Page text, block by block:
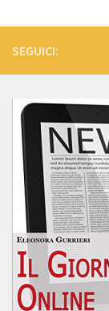
SEGUICI: